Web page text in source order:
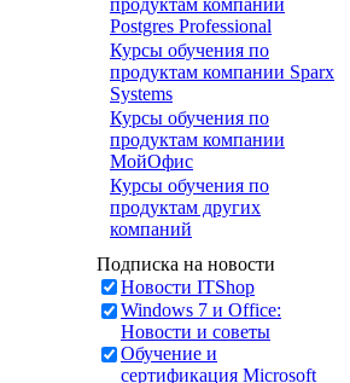
продуктам компании
Postgres Professional
Курсы обучения по
продуктам компании Sparx
Systems
Курсы обучения по
продуктам компании
МойОфис
Курсы обучения по
продуктам других
компаний
Подписка на новости
Новости ITShop
Windows 7 и Office:
Новости и советы
Обучение и
сертификация Microsoft